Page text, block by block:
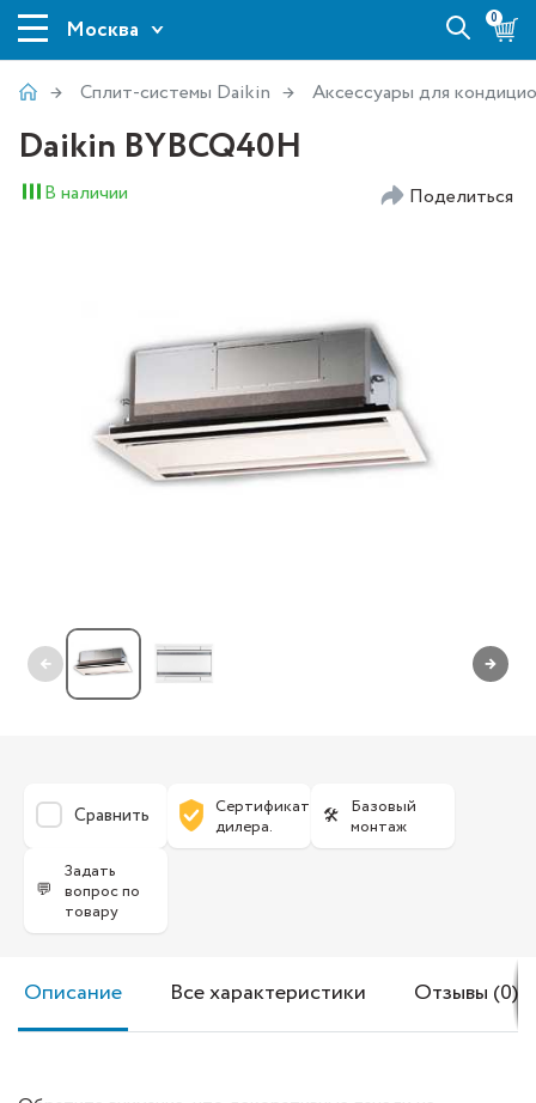
Москва 0
Сплит-системы Daikin Аксессуары для
Daikin BYBCQ40H
В наличии Поделиться
← →
Сравнить
Сертификат
дилера.
🛠 Базовый
монтаж
💬
Задать
вопрос по
товару
Описание Все характеристики Отзывы (0)